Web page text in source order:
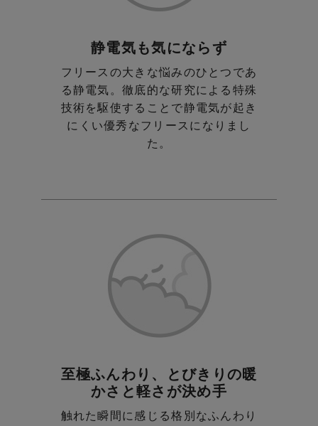
静電気も気にならず
フリースの大きな悩みのひとつであ
る静電気。徹底的な研究による特殊
技術を駆使することで静電気が起き
にくい優秀なフリースになりまし
た。
至極ふんわり、とびきりの暖
かさと軽さが決め手
触れた瞬間に感じる格別なふんわり